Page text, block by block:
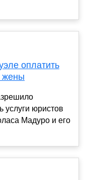
оплатить
жены
услуги юристов
Мадуро и его